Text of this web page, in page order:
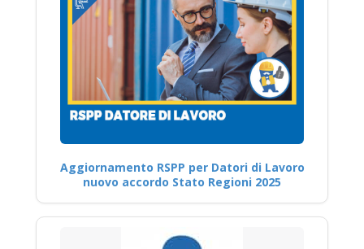
Aggiornamento RSPP per Datori di Lavoro
nuovo accordo Stato Regioni 2025